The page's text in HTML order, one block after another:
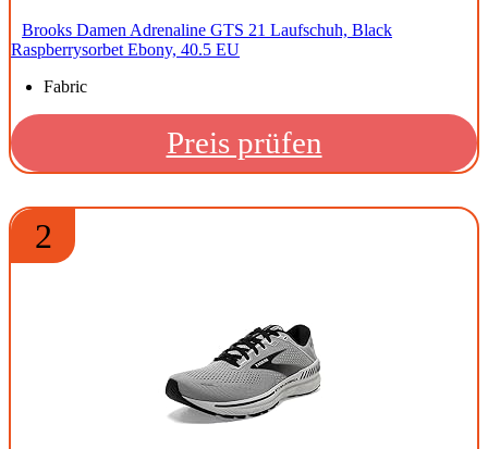
Brooks Damen Adrenaline GTS 21 Laufschuh, Black
Raspberrysorbet Ebony, 40.5 EU
Fabric
Preis prüfen
2